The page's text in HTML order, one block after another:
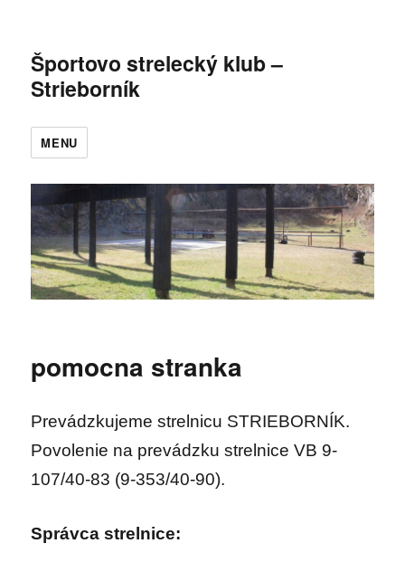
Športovo strelecký klub –
Strieborník
MENU
pomocna stranka
Prevádzkujeme strelnicu STRIEBORNÍK.
Povolenie na prevádzku strelnice VB 9-
107/40-83 (9-353/40-90).
Správca strelnice: